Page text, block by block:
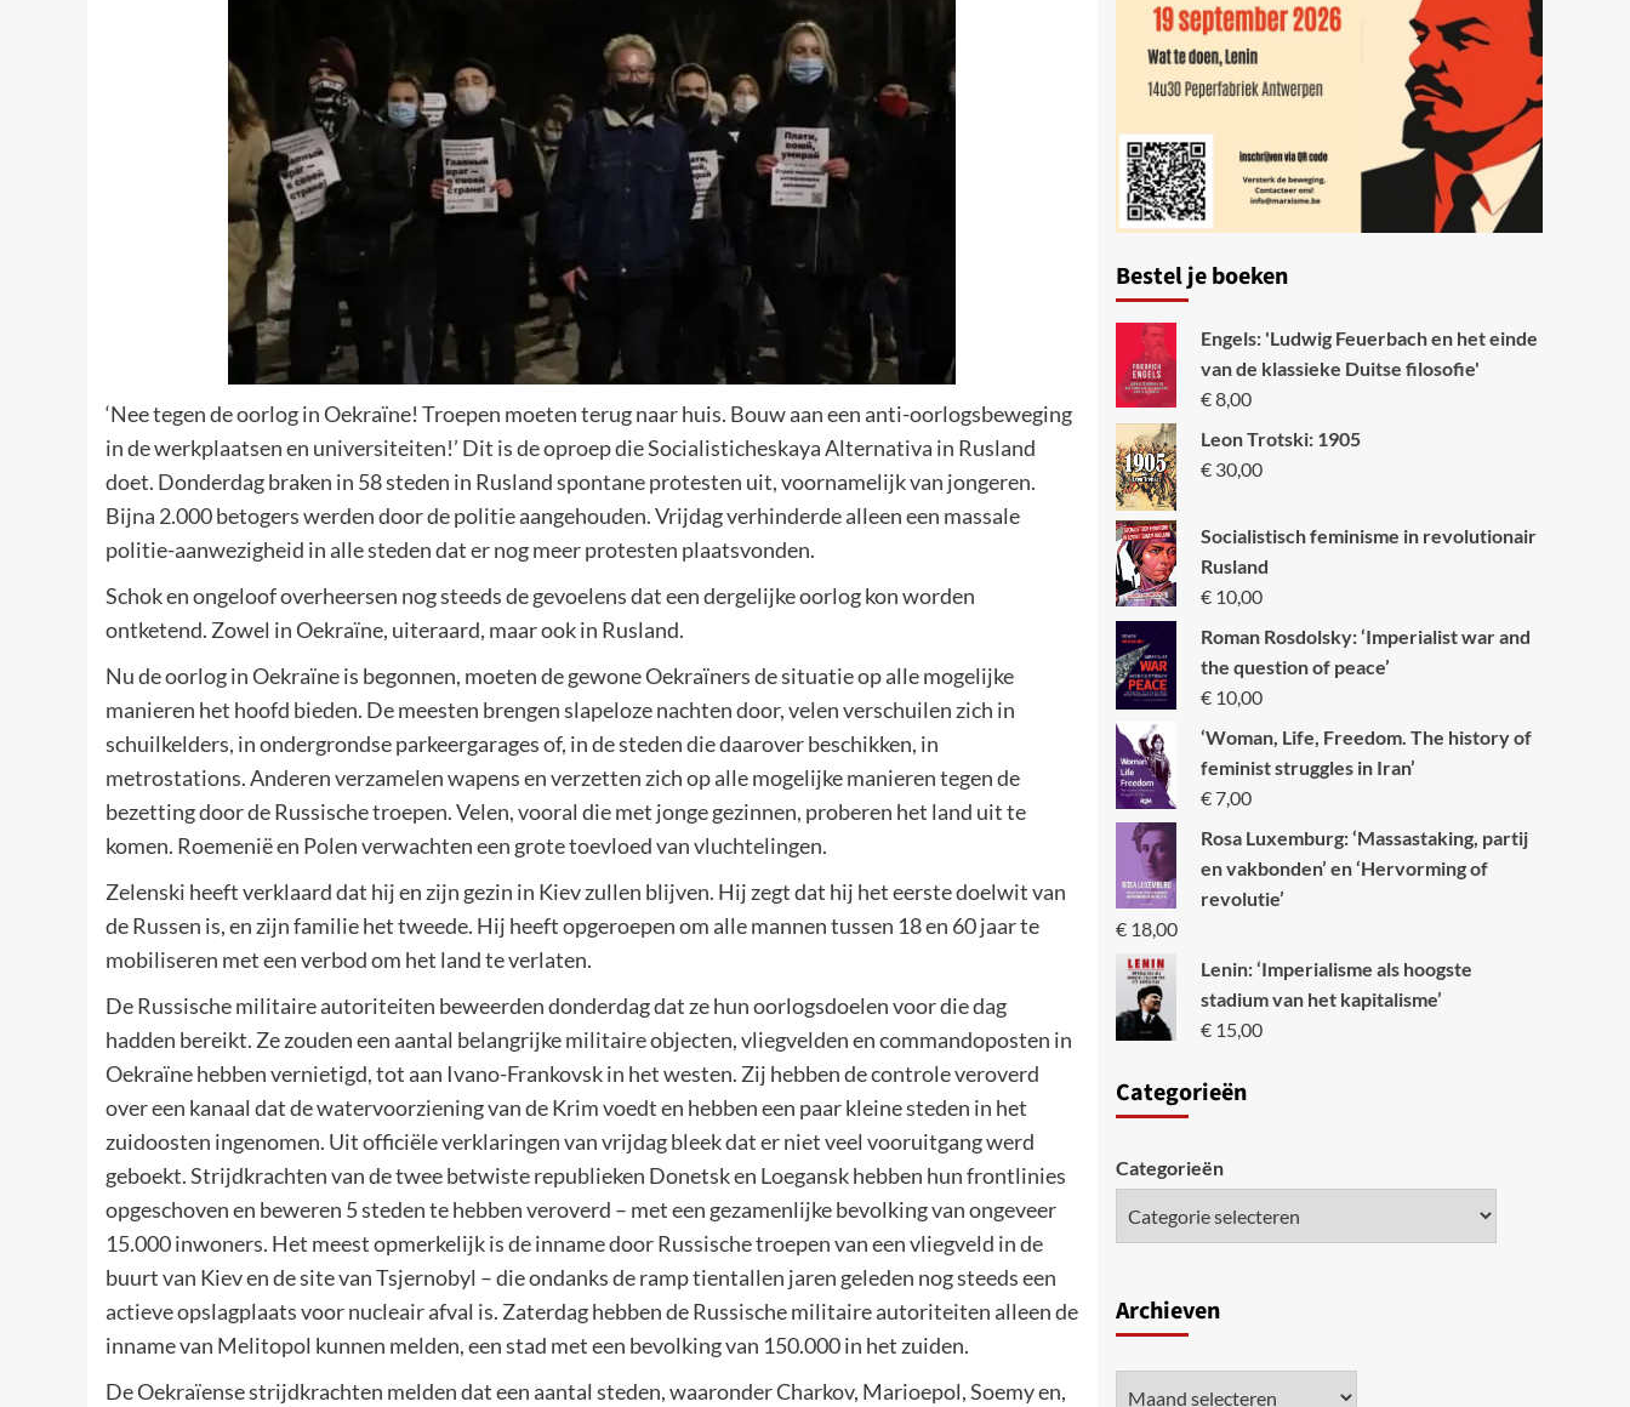
‘Nee tegen de oorlog in Oekraïne! Troepen moeten terug naar huis. Bouw aan een anti-oorlogsbeweging
in de werkplaatsen en universiteiten!’ Dit is de oproep die Socialisticheskaya Alternativa in Rusland
doet. Donderdag braken in 58 steden in Rusland spontane protesten uit, voornamelijk van jongeren.
Bijna 2.000 betogers werden door de politie aangehouden. Vrijdag verhinderde alleen een massale
politie-aanwezigheid in alle steden dat er nog meer protesten plaatsvonden.
Schok en ongeloof overheersen nog steeds de gevoelens dat een dergelijke oorlog kon worden
ontketend. Zowel in Oekraïne, uiteraard, maar ook in Rusland.
Nu de oorlog in Oekraïne is begonnen, moeten de gewone Oekraïners de situatie op alle mogelijke
manieren het hoofd bieden. De meesten brengen slapeloze nachten door, velen verschuilen zich in
schuilkelders, in ondergrondse parkeergarages of, in de steden die daarover beschikken, in
metrostations. Anderen verzamelen wapens en verzetten zich op alle mogelijke manieren tegen de
bezetting door de Russische troepen. Velen, vooral die met jonge gezinnen, proberen het land uit te
komen. Roemenië en Polen verwachten een grote toevloed van vluchtelingen.
Zelenski heeft verklaard dat hij en zijn gezin in Kiev zullen blijven. Hij zegt dat hij het eerste doelwit van
de Russen is, en zijn familie het tweede. Hij heeft opgeroepen om alle mannen tussen 18 en 60 jaar te
mobiliseren met een verbod om het land te verlaten.
De Russische militaire autoriteiten beweerden donderdag dat ze hun oorlogsdoelen voor die dag
hadden bereikt. Ze zouden een aantal belangrijke militaire objecten, vliegvelden en commandoposten in
Oekraïne hebben vernietigd, tot aan Ivano-Frankovsk in het westen. Zij hebben de controle veroverd
over een kanaal dat de watervoorziening van de Krim voedt en hebben een paar kleine steden in het
zuidoosten ingenomen. Uit officiële verklaringen van vrijdag bleek dat er niet veel vooruitgang werd
geboekt. Strijdkrachten van de twee betwiste republieken Donetsk en Loegansk hebben hun frontlinies
opgeschoven en beweren 5 steden te hebben veroverd – met een gezamenlijke bevolking van ongeveer
15.000 inwoners. Het meest opmerkelijk is de inname door Russische troepen van een vliegveld in de
buurt van Kiev en de site van Tsjernobyl – die ondanks de ramp tientallen jaren geleden nog steeds een
actieve opslagplaats voor nucleair afval is. Zaterdag hebben de Russische militaire autoriteiten alleen de
inname van Melitopol kunnen melden, een stad met een bevolking van 150.000 in het zuiden.
De Oekraïense strijdkrachten melden dat een aantal steden, waaronder Charkov, Marioepol, Soemy en,
Bestel je boeken
Engels: 'Ludwig Feuerbach en het einde
van de klassieke Duitse filosofie'
€8,00
Leon Trotski: 1905
€30,00
Socialistisch feminisme in revolutionair
Rusland
€10,00
Roman Rosdolsky: ‘Imperialist war and
the question of peace’
€10,00
‘Woman, Life, Freedom. The history of
feminist struggles in Iran’
€7,00
Rosa Luxemburg: ‘Massastaking, partij
en vakbonden’ en ‘Hervorming of
revolutie’
€18,00
Lenin: ‘Imperialisme als hoogste
stadium van het kapitalisme’
€15,00
Categorieën
Categorieën
Archieven